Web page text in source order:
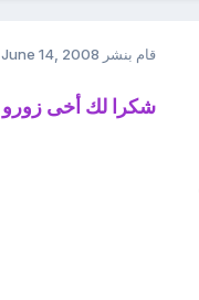
قام بنشر June 14, 2008
شكرا لك أخى زورو